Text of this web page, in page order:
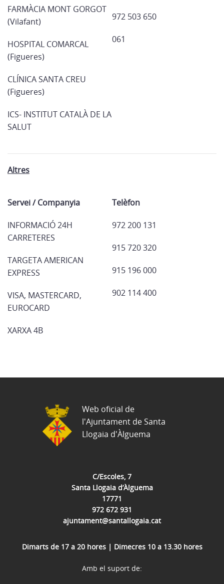
FARMÀCIA MONT GORGOT
(Vilafant)
HOSPITAL COMARCAL
(Figueres)
CLÍNICA SANTA CREU
(Figueres)
ICS- INSTITUT CATALÀ DE LA
SALUT
972 503 650
061
Altres
Servei / Companyia
INFORMACIÓ 24H
CARRETERES
TARGETA AMERICAN
EXPRESS
VISA, MASTERCARD,
EUROCARD
XARXA 4B
Telèfon
972 200 131
915 720 320
915 196 000
902 114 400
C/Escoles, 7
Santa Llogaia d’Àlguema
17771
972 672 931
ajuntament@santallogaia.cat
Dimarts de 17 a 20 hores | Dimecres 10 a 13.30 hores
Web oficial de
l'Ajuntament de Santa
Llogaia d'Àlguema
Amb el suport de: